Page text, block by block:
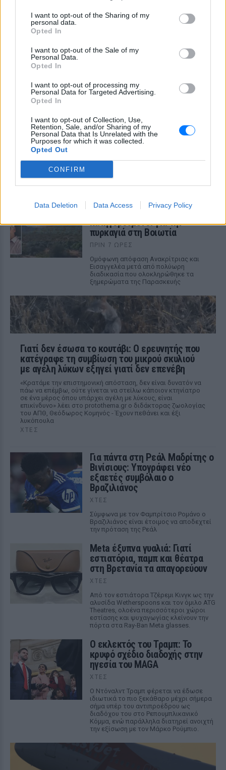
I want to opt-out of the Sharing of my
personal data.
Opted In
I want to opt-out of the Sale of my
Personal Data.
Opted In
I want to opt-out of processing my
Personal Data for Targeted Advertising.
Opted In
I want to opt-out of Collection, Use,
Retention, Sale, and/or Sharing of my
Personal Data that Is Unrelated with the
Purposes for which it was collected.
Opted Out
CONFIRM
Data Deletion Data Access Privacy Policy
Marfin ‑ η νύχτα της στα
Εκδόθηκε από τη Βρετανία και
Τραγωδία στα Μάλια με νεκρή
μητέρα: Βούτηξε να σώσει τη
παιδιά φώναζαν για βοήθεια
ΠΡΙΝ 7 ΏΡΕΣ
Η νεκροψία-νεκροτομή στη σορό της
αιτία θανάτου - το 3χρονο παιδί της
21χρονη αδερφή του, που ταξίδεψε από
Προφυλακίστηκαν ο δήμαρχος
Στυλίδας και δύο ακόμη
κατηγορούμενοι για την
πυρκαγιά στη Βοιωτία
ΠΡΙΝ 7 ΏΡΕΣ
Ομόφωνη απόφαση Ανακρίτριας και
Εισαγγελέα μετά από πολύωρη
διαδικασία που ολοκληρώθηκε τα
ξημερώματα της Παρασκευής
Γιατί δεν έσωσα το κουτάβι: Ο ερευνητής που
κατέγραφε τη συμβίωση του μικρού σκυλιού
με αγέλη λύκων εξηγεί γιατί δεν επενέβη
«Κρατάμε την επιστημονική απόσταση, δεν είναι δυνατόν να
πάω να επέμβω, ούτε γίνεται να στείλω κάποιον κτηνίατρο
σε ένα μέρος όπου υπάρχει αγέλη με λύκους, είναι
επικίνδυνο» λέει στο protothema.gr ο διδάκτορας ζωολογίας
του ΑΠΘ, Θεόδωρος Κομηνός - Έχουν πεθάνει και έξι
λυκόπουλα
ΧΤΕΣ
Για πάντα στη Ρεάλ Μαδρίτης ο
Βινίσιους: Υπογράφει νέο
εξαετές συμβόλαιο ο
Βραζιλιάνος
ΧΤΕΣ
Σύμφωνα με τον Φαμπρίτσιο Ρομάνο ο
Βραζιλιάνος είναι έτοιμος να αποδεχτεί
την πρόταση της Ρεάλ
Meta έξυπνα γυαλιά: Γιατί
εστιατόρια, παμπ και θέατρα
στη Βρετανία τα απαγορεύουν
ΧΤΕΣ
Από τον εστιάτορα Τζέρεμι Κινγκ ως την
αλυσίδα Wetherspoons και τον όμιλο ATG
Theatres, ολοένα περισσότεροι χώροι
εστίασης και ψυχαγωγίας κλείνουν την
πόρτα στα Ray-Ban Meta glasses.
Ο εκλεκτός του Τραμπ: Το
κρυφό σχέδιο διαδοχής στην
ηγεσία του MAGA
ΧΤΕΣ
Ο Ντόναλντ Τραμπ φέρεται να έδωσε
ιδιωτικά το πιο ξεκάθαρο μέχρι σήμερα
σήμα υπέρ του αντιπροέδρου ως
διαδόχου του στο Ρεπουμπλικανικό
Κόμμα, ενώ παράλληλα διατηρεί ανοιχτή
την εξίσωση με τον Μάρκο Ρούμπιο.